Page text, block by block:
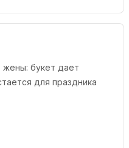
жены: букет дает
для праздника